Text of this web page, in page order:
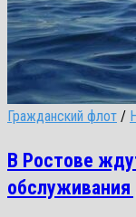
Гражданский флот /
В Ростове